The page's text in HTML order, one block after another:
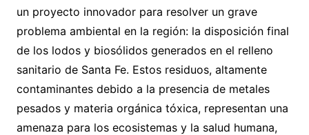
un proyecto innovador para resolver un grave
problema ambiental en la región: la disposición final
de los lodos y biosólidos generados en el relleno
sanitario de Santa Fe. Estos residuos, altamente
contaminantes debido a la presencia de metales
pesados y materia orgánica tóxica, representan una
amenaza para los ecosistemas y la salud humana,